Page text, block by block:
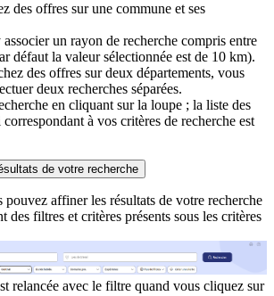
des offres sur une commune et ses
un rayon de recherche compris entre
défaut la valeur sélectionnée est de 10 km).
des offres sur deux départements, vous
deux recherches séparées.
en cliquant sur la loupe ; la liste des
à vos critères de recherche est
de votre recherche
pouvez affiner les résultats de votre recherche
des filtres et critères présents sous les critères
relancée avec le filtre quand vous cliquez sur